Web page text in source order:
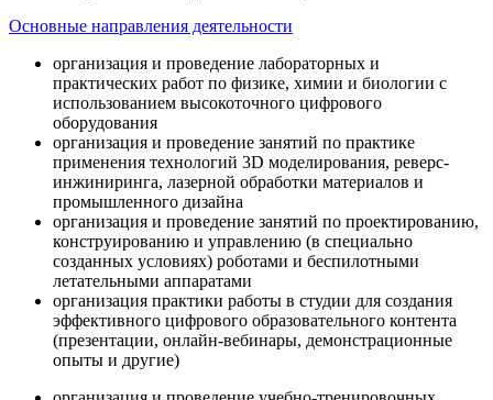
Основные направления деятельности
организация и проведение лабораторных и
практических работ по физике, химии и биологии с
использованием высокоточного цифрового
оборудования
организация и проведение занятий по практике
применения технологий 3D моделирования, реверс-
инжиниринга, лазерной обработки материалов и
промышленного дизайна
организация и проведение занятий по проектированию,
конструированию и управлению (в специально
созданных условиях) роботами и беспилотными
летательными аппаратами
организация практики работы в студии для создания
эффективного цифрового образовательного контента
(презентации, онлайн-вебинары, демонстрационные
опыты и другие)